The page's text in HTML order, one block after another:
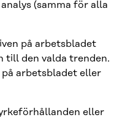
(samma för alla
på arbetsbladet
till den valda trenden.
arbetsbladet eller
eller